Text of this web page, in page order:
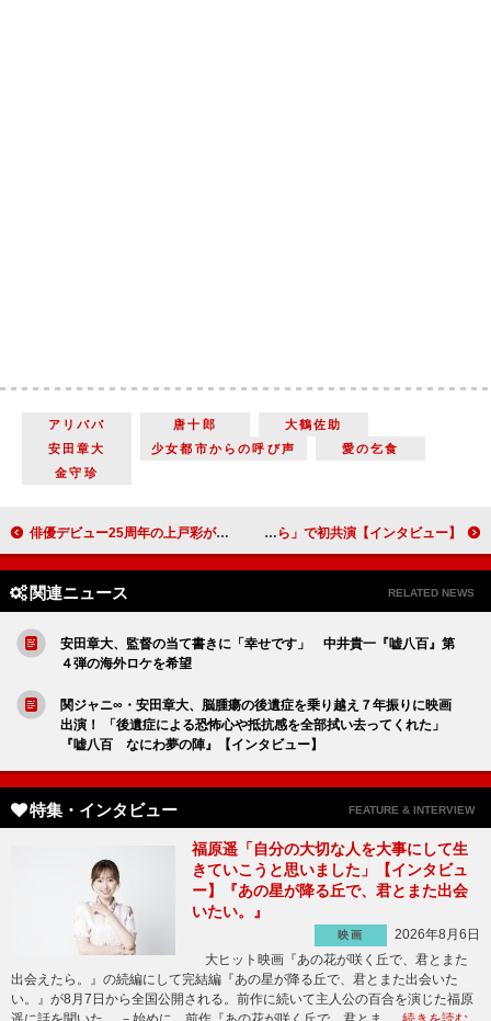
アリババ 唐十郎
大鶴佐助
安田章大
少女都市からの呼び声
愛の乞食
金守珍
俳優デビュー25周年の上戸彩が15年ぶりの写真集を発売 台湾で幻想的な夜市でのロケから寝起き姿まで多彩な魅力満載 戸塚祥太、胸キュンシーンを「練習しまくります」 紺野彩夏「一つずつ考えて作り上げています」 ドラマ「極道上司に愛されたら」で初共演【インタビュー】
関連ニュース RELATED NEWS
安田章大、監督の当て書きに「幸せです」 中井貴一『嘘八百』第
４弾の海外ロケを希望
関ジャニ∞・安田章大、脳腫瘍の後遺症を乗り越え７年振りに映画
出演！ 「後遺症による恐怖心や抵抗感を全部拭い去ってくれた」
『嘘八百 なにわ夢の陣』【インタビュー】
特集・インタビュー FEATURE & INTERVIEW
福原遥「自分の大切な人を大事にして生
きていこうと思いました」【インタビュ
ー】『あの星が降る丘で、君とまた出会
いたい。』
映画
2026年8月6日
大ヒット映画『あの花が咲く丘で、君とまた
出会えたら。』の続編にして完結編『あの星が降る丘で、君とまた出会いた
い。』が8月7日から全国公開される。前作に続いて主人公の百合を演じた福原